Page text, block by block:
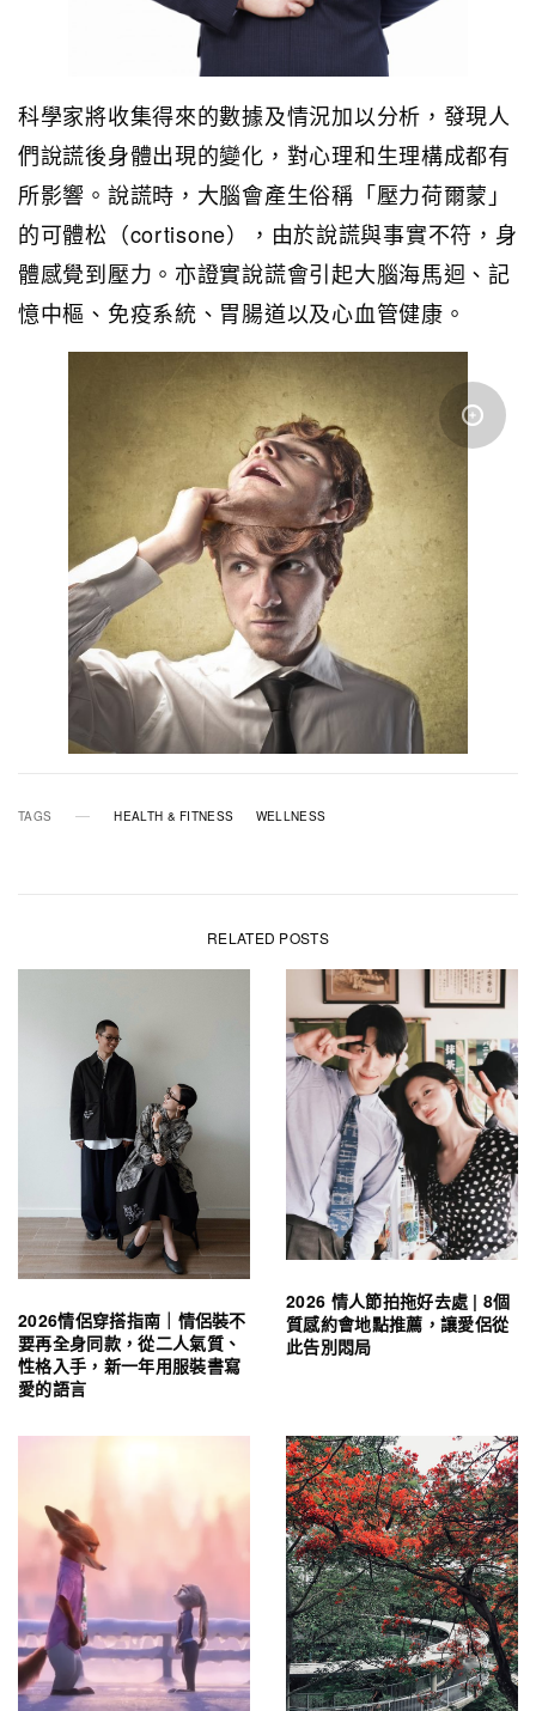
科學家將收集得來的數據及情況加以分析，發現人
們說謊後身體出現的變化，對心理和生理構成都有
所影響。說謊時，大腦會產生俗稱「壓力荷爾蒙」
的可體松（cortisone），由於說謊與事實不符，身
體感覺到壓力。亦證實說謊會引起大腦海馬迴、記
憶中樞、免疫系統、胃腸道以及心血管健康。
TAGS HEALTH & FITNESS WELLNESS
RELATED POSTS
2026情侶穿搭指南｜情侶裝不
要再全身同款，從二人氣質、
性格入手，新一年用服裝書寫
愛的語言
2026 情人節拍拖好去處 | 8個
質感約會地點推薦，讓愛侶從
此告別悶局